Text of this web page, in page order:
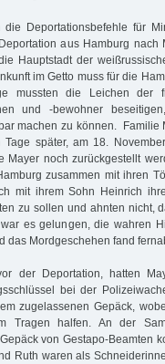
Deportationsbefehle für
aus Hamburg nach
Hauptstadt der
im Getto muss für die
mussten die Leichen der
und -bewohner
machen zu können. Familie
später, am 18.
Mayer noch zurückgestellt
zusammen mit ihren
mit ihrem Sohn Heinrich
zu sollen und ahnten nicht,
es gelungen, die wahren
das Mordgeschehen fand
der Deportation, hatten
bei der
zugelassenen Gepäck,
Tragen halfen. An der
von Gestapo-Beamten
Ruth waren als